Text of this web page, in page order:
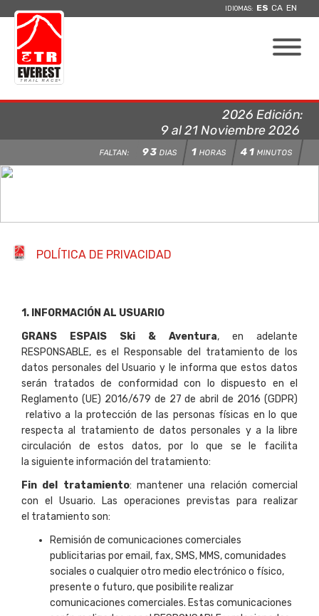
IDIOMAS: ES CA EN
2026 Edición:
9 al 21 Noviembre 2026
FALTAN: 93 DIAS 1 HORAS 41 MINUTOS
POLÍTICA DE PRIVACIDAD
1. INFORMACIÓN AL USUARIO
GRANS ESPAIS Ski & Aventura, en adelante
RESPONSABLE, es el Responsable del tratamiento de los
datos personales del Usuario y le informa que estos datos
serán tratados de conformidad con lo dispuesto en el
Reglamento (UE) 2016/679 de 27 de abril de 2016 (GDPR)
relativo a la protección de las personas físicas en lo que
respecta al tratamiento de datos personales y a la libre
circulación de estos datos, por lo que se le facilita
la siguiente información del tratamiento:
Fin del tratamiento: mantener una relación comercial
con el Usuario. Las operaciones previstas para realizar
el tratamiento son:
Remisión de comunicaciones comerciales
publicitarias por email, fax, SMS, MMS, comunidades
sociales o cualquier otro medio electrónico o físico,
presente o futuro, que posibilite realizar
comunicaciones comerciales. Estas comunicaciones